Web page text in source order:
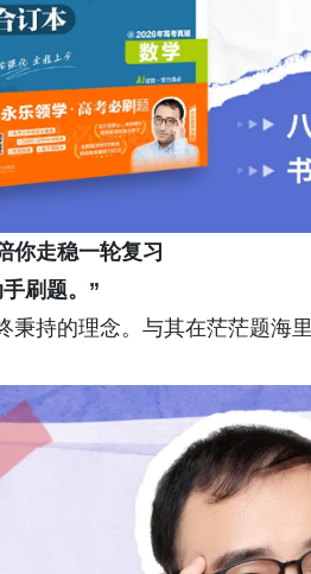
你走稳一轮复习
刷题。”
秉持的理念。与其在茫茫题海